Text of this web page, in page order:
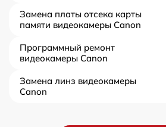
Замена платы отсека карты
памяти видеокамеры Canon
Программный ремонт
видеокамеры Canon
Замена линз видеокамеры
Canon